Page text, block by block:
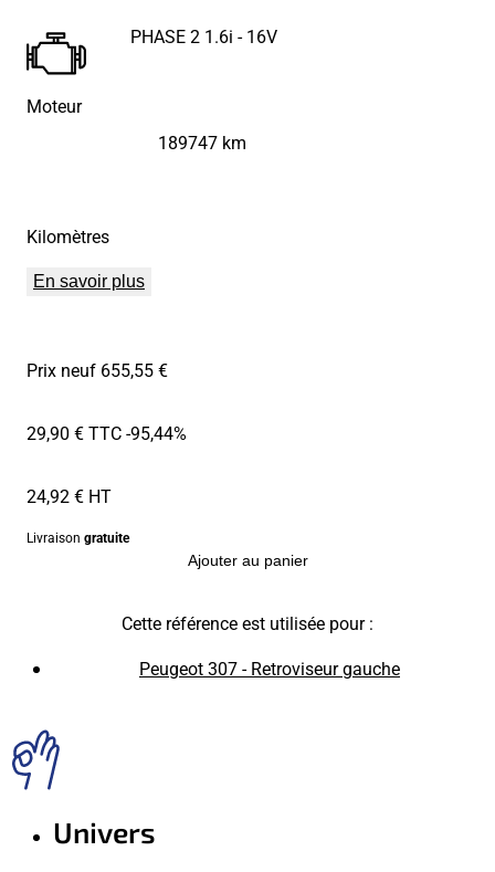
Moteur
PHASE 2 1.6i - 16V
Kilomètres
189747 km
En savoir plus
Prix neuf 655,55 €
29,90 € TTC-95,44%
24,92 € HT
Livraison gratuite
Ajouter au panier
Cette référence est utilisée pour :
Peugeot 307 - Retroviseur gauche
Univers